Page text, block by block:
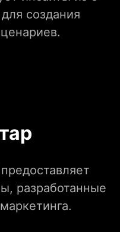
создания
разработанные